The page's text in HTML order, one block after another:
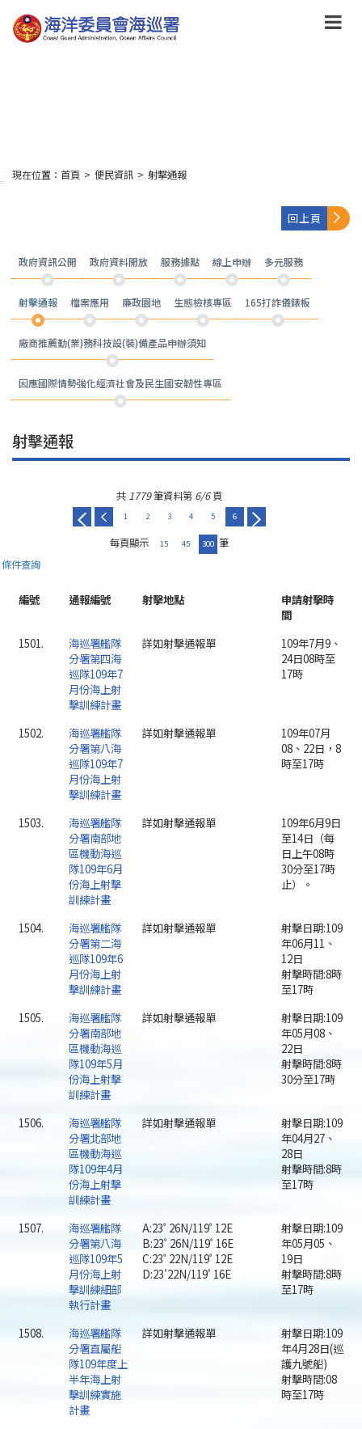
到
主
:::
現在位置： 首頁 > 便民資訊 > 射擊通報
回上頁
政府資訊公開 政府資料開放 服務據點 線上申辦 多元服務
射擊通報 檔案應用 廉政園地 生態檢核專區 165打詐儀錶板
廠商推薦勤(業)務科技設(裝)備產品申辦須知
因應國際情勢強化經濟社會及民生國安韌性專區
射擊通報
共 1779筆資料第 6/6頁
1 2 3 4 5 6
每頁顯示 15 45 300 筆
條件查詢
編號 通報編號 射擊地點
申請射擊時
間
1501.
海巡署艦隊
分署第四海
巡隊109年7
月份海上射
擊訓練計畫
詳如射擊通報單
109年7月9、
24日08時至
17時
1502.
海巡署艦隊
分署第八海
巡隊109年7
月份海上射
擊訓練計畫
詳如射擊通報單
109年07月
08、22日，8
時至17時
1503.
海巡署艦隊
分署南部地
區機動海巡
隊109年6月
份海上射擊
訓練計畫
詳如射擊通報單
109年6月9日
至14日（每
日上午08時
30分至17時
止）。
1504.
海巡署艦隊
分署第二海
巡隊109年6
月份海上射
擊訓練計畫
詳如射擊通報單
射擊日期:109
年06月11、
12日
射擊時間:8時
至17時
1505.
海巡署艦隊
分署南部地
區機動海巡
隊109年5月
份海上射擊
訓練計畫
詳如射擊通報單
射擊日期:109
年05月08、
22日
射擊時間:8時
30分至17時
1506.
海巡署艦隊
分署北部地
區機動海巡
隊109年4月
份海上射擊
訓練計畫
詳如射擊通報單
射擊日期:109
年04月27、
28日
射擊時間:8時
至17時
1507.
海巡署艦隊
分署第八海
巡隊109年5
月份海上射
擊訓練細部
執行計畫
A:23ﾟ26N/119ﾟ12E
B:23ﾟ26N/119ﾟ16E
C:23ﾟ22N/119ﾟ12E
D:23'22N/119ﾟ16E
射擊日期:109
年05月05、
19日
射擊時間:8時
至17時
1508.
海巡署艦隊
分署直屬船
隊109年度上
半年海上射
擊訓練實施
計畫
詳如射擊通報單
射擊日期:109
年4月28日(巡
護九號船)
射擊時間:08
時至17時